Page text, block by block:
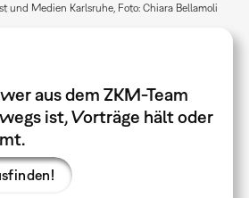
aus dem ZKM-Team
ist, Vorträge hält oder
und Medien Karlsruhe, Foto: Chiara Bellamoli